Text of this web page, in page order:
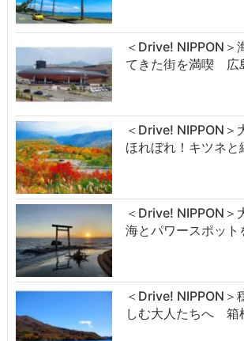
＜Drive! NIPPON＞
てきた街を満喫 広
＜Drive! NIPPON＞
ほれぼれ！キツネ
＜Drive! NIPPON＞
海とパワースポッ
＜Drive! NIPPON＞
しむ大人たちへ 箱